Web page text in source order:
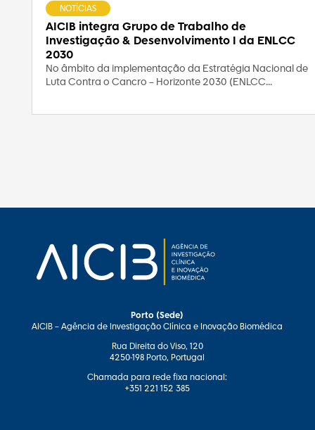
AICIB integra Grupo de Trabalho de
Investigação & Desenvolvimento I da ENLCC
2030
NOTÍCIAS
No âmbito da implementação da Estratégia Nacional de
Luta Contra o Cancro – Horizonte 2030 (ENLCC...
Porto (Sede)
AICIB – Agência de Investigação Clínica e Inovação Biomédica
Rua Direita do Viso, 120
4250-198 Porto, Portugal
Chamada para rede fixa nacional:
+351 221 152 385